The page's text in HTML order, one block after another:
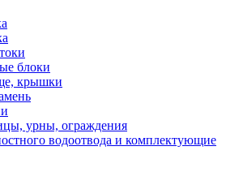
блоки
крышки
урны, ограждения
водоотвода и комплектующие